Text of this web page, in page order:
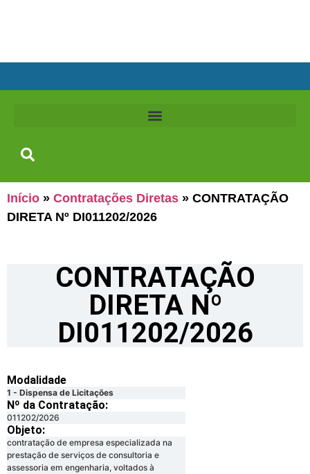
Início » Contratações Diretas » CONTRATAÇÃO
DIRETA Nº DI011202/2026
CONTRATAÇÃO
DIRETA Nº
DI011202/2026
Modalidade
1 - Dispensa de Licitações
Nº da Contratação:
011202/2026
Objeto:
contratação de empresa especializada na
prestação de serviços de consultoria e
assessoria em engenharia, voltados à